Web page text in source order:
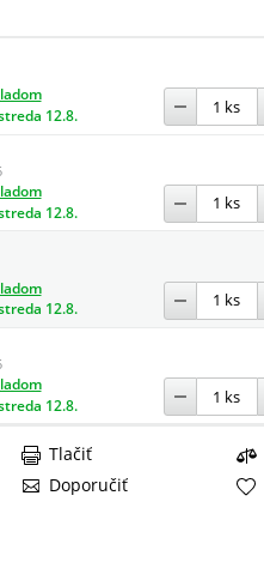
12.8.
12.8.
12.8.
12.8.
Doporučiť
Tlačiť